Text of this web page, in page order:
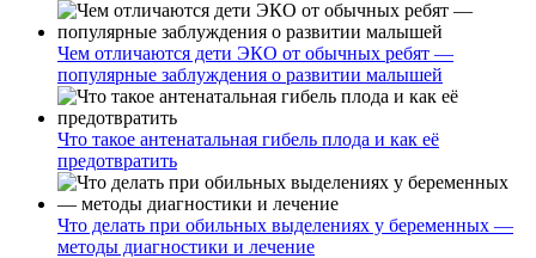
Чем отличаются дети ЭКО от обычных ребят —
популярные заблуждения о развитии малышей
Что такое антенатальная гибель плода и как её
предотвратить
Что делать при обильных выделениях у беременных —
методы диагностики и лечение